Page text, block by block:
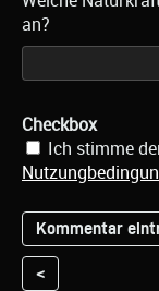
an?
Checkbox
Ich stimme
<